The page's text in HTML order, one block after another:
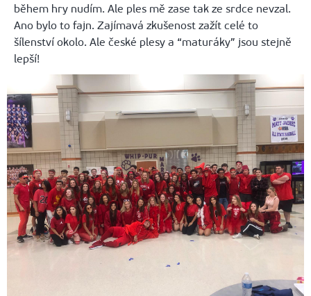
během hry nudím. Ale ples mě zase tak ze srdce nevzal.
Ano bylo to fajn. Zajímavá zkušenost zažít celé to
šílenství okolo. Ale české plesy a “maturáky” jsou stejně
lepší!